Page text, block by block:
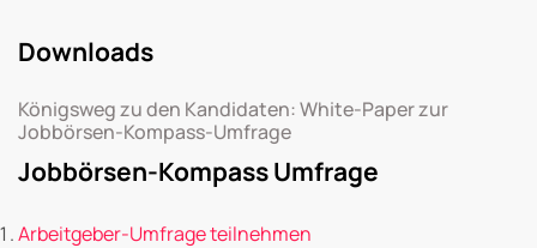
Downloads
Königsweg zu den Kandidaten: White-Paper zur
Jobbörsen-Kompass-Umfrage
Jobbörsen-Kompass Umfrage
Arbeitgeber-Umfrage teilnehmen